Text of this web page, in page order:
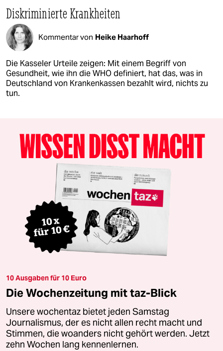
Diskriminierte Krankheiten
Kommentar von Heike Haarhoff
Die Kasseler Urteile zeigen: Mit einem Begriff von
Gesundheit, wie ihn die WHO definiert, hat das, was in
Deutschland von Krankenkassen bezahlt wird, nichts zu
tun.
10 Ausgaben für 10 Euro
Die Wochenzeitung mit taz-Blick
Unsere wochentaz bietet jeden Samstag
Journalismus, der es nicht allen recht macht und
Stimmen, die woanders nicht gehört werden. Jetzt
zehn Wochen lang kennenlernen.